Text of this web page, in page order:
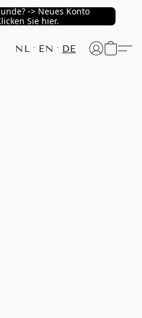
-> Neues Konto
Sie hier.
NL EN DE